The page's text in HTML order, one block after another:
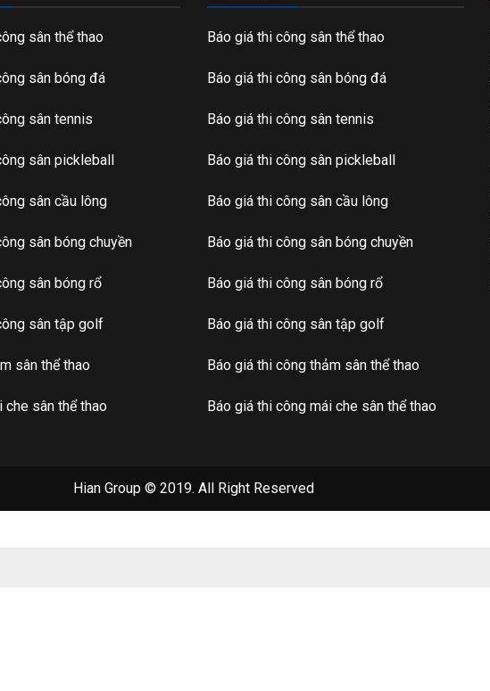
sân thể thao
sân bóng đá
sân tennis
sân pickleball
sân cầu lông
sân bóng chuyền
sân bóng rổ
sân tập golf
sân thể thao
che sân thể thao
Báo giá thi công sân thể thao
Báo giá thi công sân bóng đá
Báo giá thi công sân tennis
Báo giá thi công sân pickleball
Báo giá thi công sân cầu lông
Báo giá thi công sân bóng chuyền
Báo giá thi công sân bóng rổ
Báo giá thi công sân tập golf
Báo giá thi công thảm sân thể thao
Báo giá thi công mái che sân thể thao
Hian Group © 2019. All Right Reserved